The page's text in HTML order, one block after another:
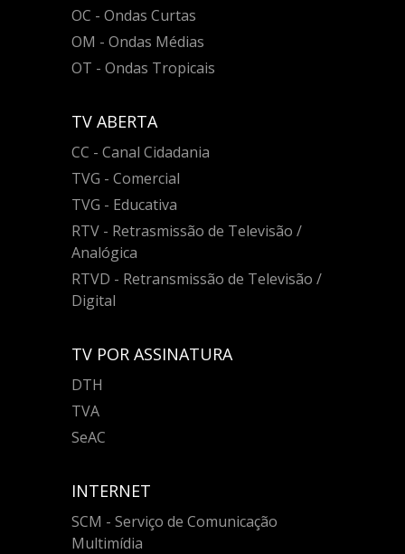
OC - Ondas Curtas
OM - Ondas Médias
OT - Ondas Tropicais
TV ABERTA
CC - Canal Cidadania
TVG - Comercial
TVG - Educativa
RTV - Retrasmissão de Televisão /
Analógica
RTVD - Retransmissão de Televisão /
Digital
TV POR ASSINATURA
DTH
TVA
SeAC
INTERNET
SCM - Serviço de Comunicação
Multimídia